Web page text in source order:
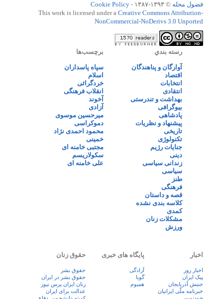
فضول محله © ۱۳۹۳-۱۳۸۷ -
Cookie Policy
This work is licensed under a Creative Commons Attribution-
NonCommercial-NoDerivs 3.0 Unported
رسته بندي
آوارگان و پناهندگان
اقتصاد
انتخابات
انتقادی
بهداشت و تندرستی
بیوگرافی
پادشاهی
پیشنهاد و نظریات
تاریخی
تکنولوژی
جنایات رژیم
دینی
زندانی سیاسی
سیاسی
طنز
فرهنگی
قصه و داستان
کلاسه بندی نشده
کمدی
مشکلات زنان
ورزش
برچسب‌ها
سپاه پاسداران
اسلام
خردگرائی
انقلاب فرهنگی
آخوند
آزادی
میرحسین موسوی
دموکراسی
محمود احمدی نژاد
خمینی
مجتبی خامنه ای
سکولاریسم
علی خامنه ای
اخبار
اخبار روز
پيک ايران
جنبش آذربایجان
خبرنامه ملّی ایرانیان
پایگاه های خبری
آزادگی
گویا
همبوم
حقوق زنان
حقوق بشر
حقوق بشر در ایران
زنان ايران پرس نيوز
عدالت برای ایران